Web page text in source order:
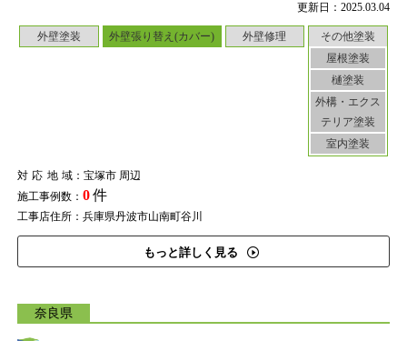
更新日：2025.03.04
外壁塗装 外壁張り替え(カバー) 外壁修理
その他塗装
屋根塗装
樋塗装
外構・エクス
テリア塗装
室内塗装
対応地域：宝塚市 周辺
施工事例数： 0件
工事店住所：兵庫県丹波市山南町谷川
もっと詳しく見る
奈良県